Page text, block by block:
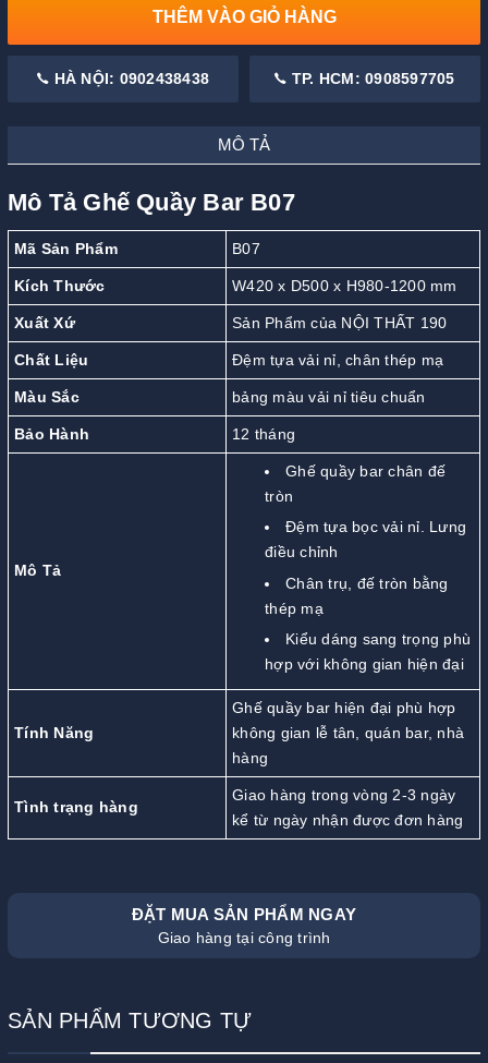
THÊM VÀO GIỎ HÀNG
HÀ NỘI: 0902438438 TP. HCM: 0908597705
MÔ TẢ
Mô Tả Ghế Quầy Bar B07
Mã Sản Phẩm B07
Kích Thước W420 x D500 x H980-1200 mm
Xuất Xứ Sản Phẩm của NỘI THẤT 190
Chất Liệu Đệm tựa vải nỉ, chân thép mạ
Màu Sắc bảng màu vải nỉ tiêu chuẩn
Bảo Hành 12 tháng
Mô Tả
Ghế quầy bar chân đế
tròn
Đệm tựa bọc vải nỉ. Lưng
điều chỉnh
Chân trụ, đế tròn bằng
thép mạ
Kiểu dáng sang trọng phù
hợp với không gian hiện đại
Tính Năng
Ghế quầy bar hiện đại phù hợp
không gian lễ tân, quán bar, nhà
hàng
Tình trạng hàng
Giao hàng trong vòng 2-3 ngày
kể từ ngày nhận được đơn hàng
ĐẶT MUA SẢN PHẨM NGAY
Giao hàng tại công trình
SẢN PHẨM TƯƠNG TỰ